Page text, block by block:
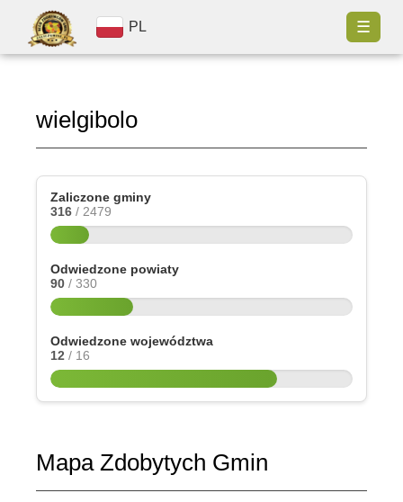
PL ☰
wielgibolo
Zaliczone gminy
316 / 2479
Odwiedzone powiaty
90 / 330
Odwiedzone województwa
12 / 16
Mapa Zdobytych Gmin